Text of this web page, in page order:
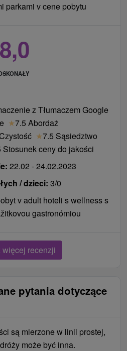
parkami v cene pobytu
8,0
z Tłumaczem Google
★7.5 Abordaż
★7.5 Sąsiedztwo
Stosunek ceny do jakości
22.02 - 24.02.2023
/ dzieci: 3/0
v adult hoteli s wellness s
gastronómiou
więcej recenzji
pytania dotyczące
są mierzone w linii prostej,
może być inna.